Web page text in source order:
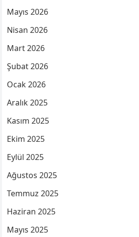
Mayıs 2026
Nisan 2026
Mart 2026
Şubat 2026
Ocak 2026
Aralık 2025
Kasım 2025
Ekim 2025
Eylül 2025
Ağustos 2025
Temmuz 2025
Haziran 2025
Mayıs 2025